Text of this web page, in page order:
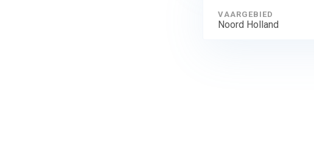
VAARGEBIED
Noord Holland